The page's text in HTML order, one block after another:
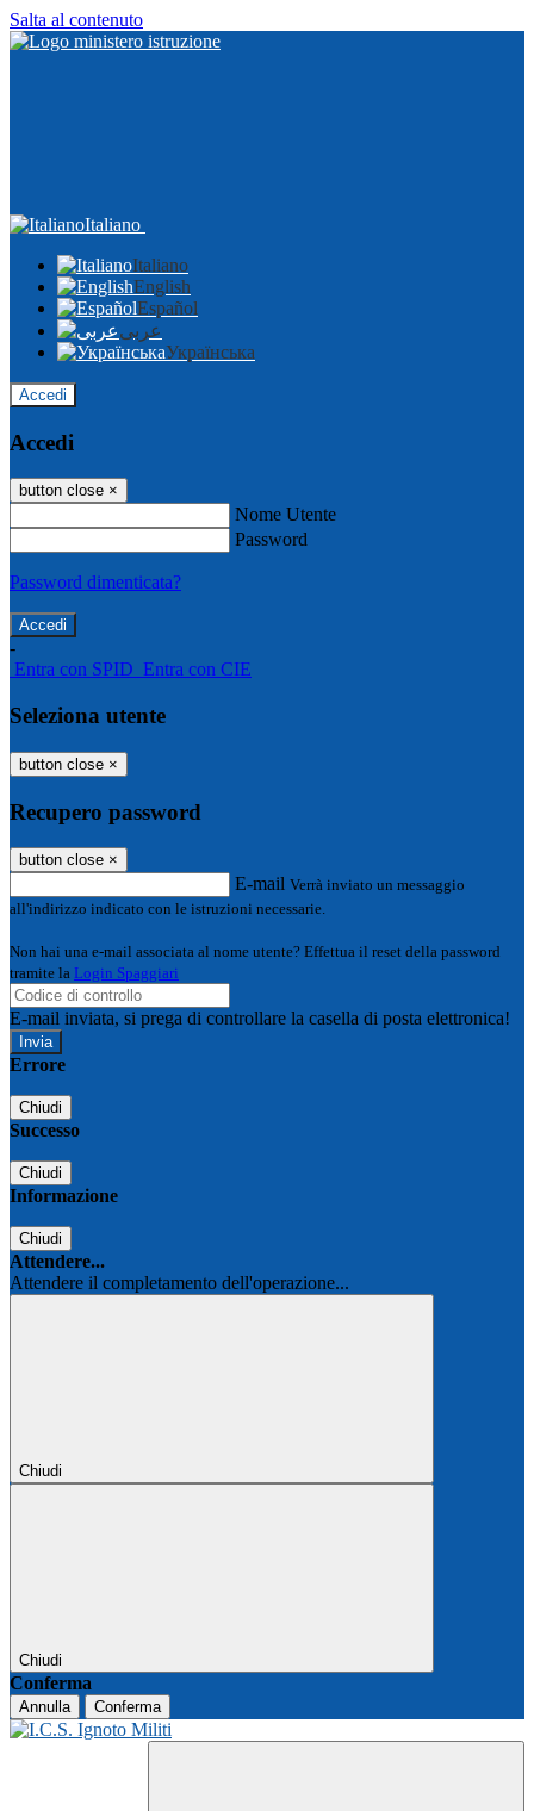
Salta al contenuto
Italiano
Italiano
English
Español
عربى
Українська
Accedi
Accedi
button close ×
Nome Utente
Password
Password dimenticata?
-
Entra con SPID Entra con CIE
Seleziona utente
button close ×
Recupero password
button close ×
E-mail Verrà inviato un messaggio
all'indirizzo indicato con le istruzioni necessarie.
Non hai una e-mail associata al nome utente? Effettua il reset della password
tramite la Login Spaggiari
E-mail inviata, si prega di controllare la casella di posta elettronica!
Errore
Chiudi
Successo
Chiudi
Informazione
Chiudi
Attendere...
Attendere il completamento dell'operazione...
Chiudi
Chiudi
Conferma
Annulla Conferma